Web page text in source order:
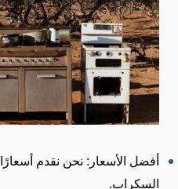
أفضل الأسعار: نحن نقدم
السكراب.